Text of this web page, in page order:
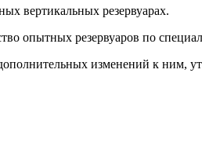
вертикальных резервуарах.
опытных резервуаров по
изменений к ним,